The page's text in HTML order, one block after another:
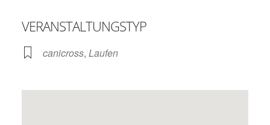
VERANSTALTUNGSTYP
canicross, Laufen